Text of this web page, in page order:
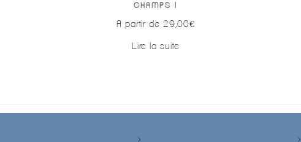
CHAMPS !
A partir de 29,00€
Lire la suite